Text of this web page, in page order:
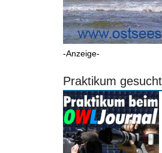
-Anzeige-
Praktikum